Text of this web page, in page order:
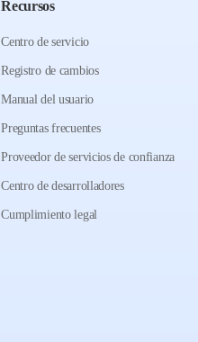
Recursos
Centro de servicio
Registro de cambios
Manual del usuario
Preguntas frecuentes
Proveedor de servicios de confianza
Centro de desarrolladores
Cumplimiento legal